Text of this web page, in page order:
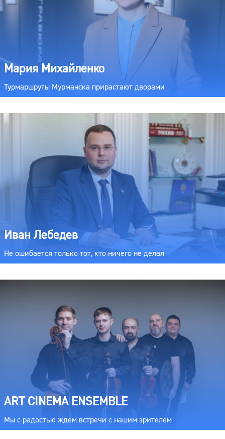
Мария Михайленко
Турмаршруты Мурманска прирастают дворами
Иван Лебедев
Не ошибается только тот, кто ничего не делал
ART CINEMA ENSEMBLE
Мы с радостью ждем встречи с нашим зрителем